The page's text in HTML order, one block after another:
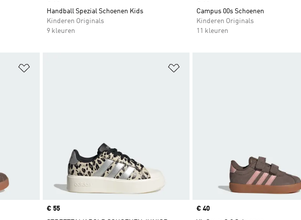
Handball Spezial Schoenen Kids
Kinderen Originals
9 kleuren
Campus 00s Schoenen
Kinderen Originals
11 kleuren
Price
€ 55
Price
€ 40